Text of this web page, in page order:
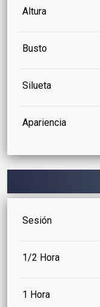
Altura
Busto
Silueta
Apariencia
Sesión
1/2 Hora
1 Hora